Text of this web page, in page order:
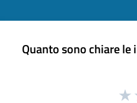
Quanto sono chiare